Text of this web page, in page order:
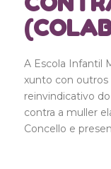
A Escola Infantil
xunto con outros
reinvindicativo
contra a muller
Concello e